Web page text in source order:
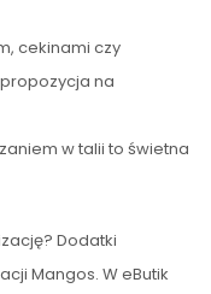
cekinami czy
na
w talii to świetna
Dodatki
Mangos. W eButik